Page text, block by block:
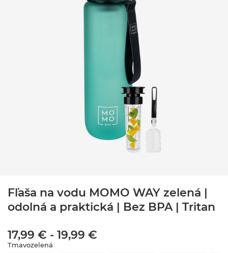
Fľaša na vodu MOMO WAY zelená |
odolná a praktická | Bez BPA | Tritan
17,99 € - 19,99 €
Tmavozelená